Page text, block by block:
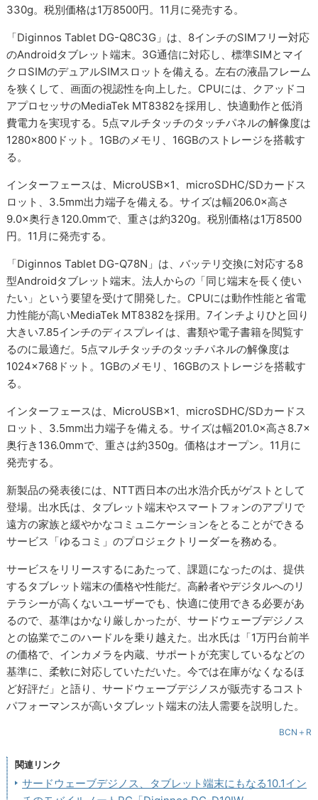
330g。税別価格は1万8500円。11月に発売する。
「Diginnos Tablet DG-Q8C3G」は、8インチのSIMフリー対応
のAndroidタブレット端末。3G通信に対応し、標準SIMとマイ
クロSIMのデュアルSIMスロットを備える。左右の液晶フレーム
を狭くして、画面の視認性を向上した。CPUには、クアッドコ
アプロセッサのMediaTek MT8382を採用し、快適動作と低消
費電力を実現する。5点マルチタッチのタッチパネルの解像度は
1280×800ドット。1GBのメモリ、16GBのストレージを搭載す
る。
インターフェースは、MicroUSB×1、microSDHC/SDカードス
ロット、3.5mm出力端子を備える。サイズは幅206.0×高さ
9.0×奥行き120.0mmで、重さは約320g。税別価格は1万8500
円。11月に発売する。
「Diginnos Tablet DG-Q78N」は、バッテリ交換に対応する8
型Androidタブレット端末。法人からの「同じ端末を長く使い
たい」という要望を受けて開発した。CPUには動作性能と省電
力性能が高いMediaTek MT8382を採用。7インチよりひと回り
大きい7.85インチのディスプレイは、書類や電子書籍を閲覧す
るのに最適だ。5点マルチタッチのタッチパネルの解像度は
1024×768ドット。1GBのメモリ、16GBのストレージを搭載す
る。
インターフェースは、MicroUSB×1、microSDHC/SDカードス
ロット、3.5mm出力端子を備える。サイズは幅201.0×高さ8.7×
奥行き136.0mmで、重さは約350g。価格はオープン。11月に
発売する。
新製品の発表後には、NTT西日本の出水浩介氏がゲストとして
登場。出水氏は、タブレット端末やスマートフォンのアプリで
遠方の家族と緩やかなコミュニケーションをとることができる
サービス「ゆるコミ」のプロジェクトリーダーを務める。
サービスをリリースするにあたって、課題になったのは、提供
するタブレット端末の価格や性能だ。高齢者やデジタルへのリ
テラシーが高くないユーザーでも、快適に使用できる必要があ
るので、基準はかなり厳しかったが、サードウェーブデジノス
との協業でこのハードルを乗り越えた。出水氏は「1万円台前半
の価格で、インカメラを内蔵、サポートが充実しているなどの
基準に、柔軟に対応していただいた。今では在庫がなくなるほ
ど好評だ」と語り、サードウェーブデジノスが販売するコスト
パフォーマンスが高いタブレット端末の法人需要を説明した。
BCN＋R
関連リンク
サードウェーブデジノス、タブレット端末にもなる10.1イン